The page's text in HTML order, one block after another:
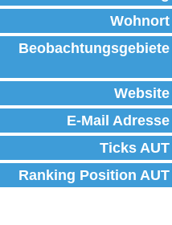
Wohnort
Beobachtungsgebiete
Website
E-Mail Adresse
Ticks AUT
Ranking Position AUT